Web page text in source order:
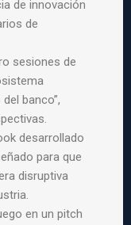
de innovación
de
sesiones de
banco”,
desarrollado
para que
disruptiva
en un pitch